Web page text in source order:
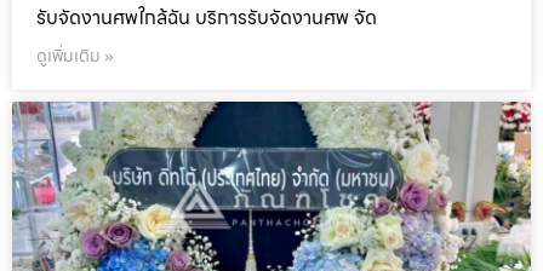
รับจัดงานศพใกล้ฉัน บริการรับจัดงานศพ จัด
ดูเพิ่มเติม »